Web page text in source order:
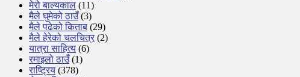
मेरो बाल्यकाल (11)
मैले घुमेको ठाउँ(3)
मैले पढेको किताब (29)
मैले हेरेको चलचित्र (2)
यात्रा साहित्य (6)
रमाइलो ठाउँ(1)
राष्ट्रिय (378)